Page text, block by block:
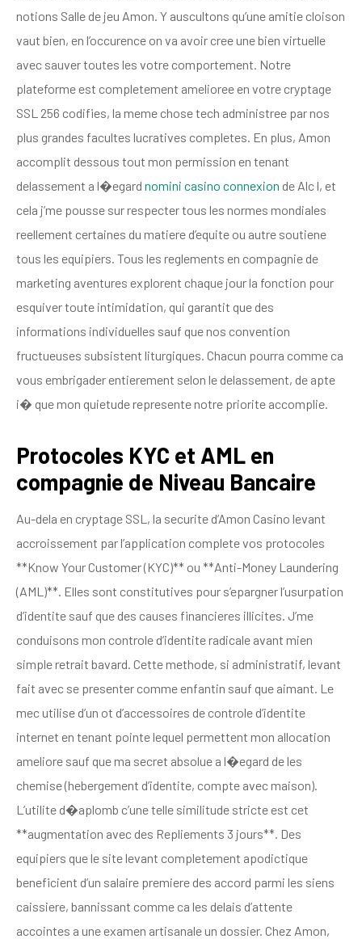
notions Salle de jeu Amon. Y auscultons qu’une amitie cloison
vaut bien, en l’occurence on va avoir cree une bien virtuelle
avec sauver toutes les votre comportement. Notre
plateforme est completement amelioree en votre cryptage
SSL 256 codifies, la meme chose tech administree par nos
plus grandes facultes lucratives completes. En plus, Amon
accomplit dessous tout mon permission en tenant
delassement a l�egard nomini casino connexion de Alc l, et
cela j’me pousse sur respecter tous les normes mondiales
reellement certaines du matiere d’equite ou autre soutiene
tous les equipiers. Tous les reglements en compagnie de
marketing aventures explorent chaque jour la fonction pour
esquiver toute intimidation, qui garantit que des
informations individuelles sauf que nos convention
fructueuses subsistent liturgiques. Chacun pourra comme ca
vous embrigader entierement selon le delassement, de apte
i� que mon quietude represente notre priorite accomplie.
Protocoles KYC et AML en
compagnie de Niveau Bancaire
Au-dela en cryptage SSL, la securite d’Amon Casino levant
accroissement par l’application complete vos protocoles
**Know Your Customer (KYC)** ou **Anti-Money Laundering
(AML)**. Elles sont constitutives pour s’epargner l’usurpation
d’identite sauf que des causes financieres illicites. J’me
conduisons mon controle d’identite radicale avant mien
simple retrait bavard. Cette methode, si administratif, levant
fait avec se presenter comme enfantin sauf que aimant. Le
mec utilise d’un ot d’accessoires de controle d’identite
internet en tenant pointe lequel permettent mon allocation
ameliore sauf que ma secret absolue a l�egard de les
chemise (hebergement d’identite, compte avec maison).
L’utilite d�aplomb c’une telle similitude stricte est cet
**augmentation avec des Repliements 3 jours**. Des
equipiers que le site levant completement apodictique
beneficient d’un salaire premiere des accord parmi les siens
caissiere, bannissant comme ca les delais d’attente
accointes a une examen artisanale un dossier. Chez Amon,